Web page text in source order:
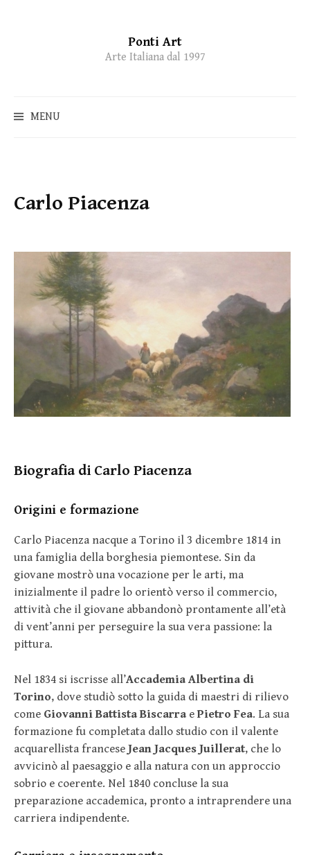
Ponti Art
Arte Italiana dal 1997
MENU
Carlo Piacenza
Biografia di Carlo Piacenza
Origini e formazione
Carlo Piacenza nacque a Torino il 3 dicembre 1814 in
una famiglia della borghesia piemontese. Sin da
giovane mostrò una vocazione per le arti, ma
inizialmente il padre lo orientò verso il commercio,
attività che il giovane abbandonò prontamente all’età
di vent’anni per perseguire la sua vera passione: la
pittura.
Nel 1834 si iscrisse all’Accademia Albertina di
Torino, dove studiò sotto la guida di maestri di rilievo
come Giovanni Battista Biscarrae Pietro Fea. La sua
formazione fu completata dallo studio con il valente
acquarellista francese Jean Jacques Juillerat, che lo
avvicinò al paesaggio e alla natura con un approccio
sobrio e coerente. Nel 1840 concluse la sua
preparazione accademica, pronto a intraprendere una
carriera indipendente.